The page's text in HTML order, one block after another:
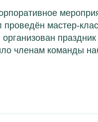
мастер-
членам команды